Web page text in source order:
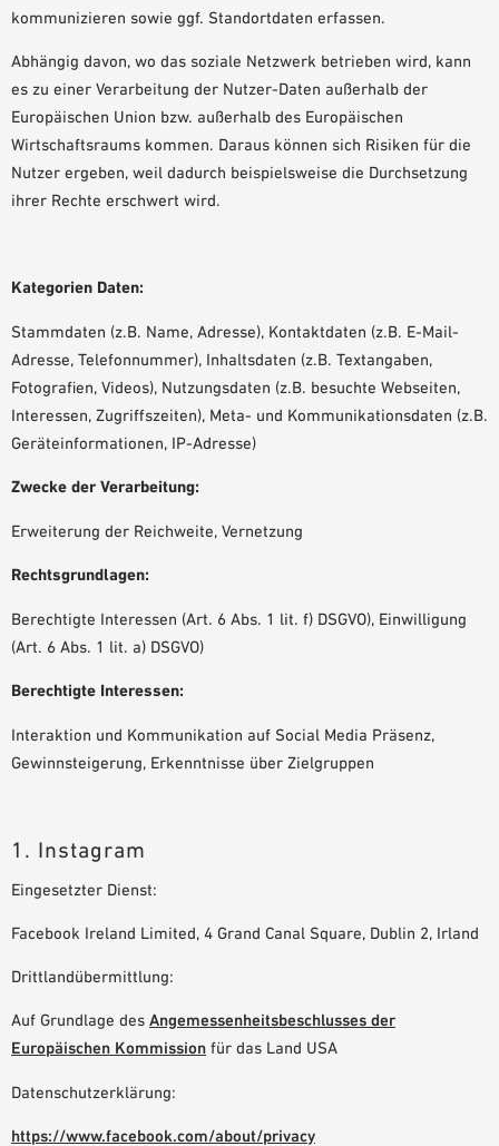
kommunizieren sowie ggf. Standortdaten erfassen.
Abhängig davon, wo das soziale Netzwerk betrieben wird, kann
es zu einer Verarbeitung der Nutzer-Daten außerhalb der
Europäischen Union bzw. außerhalb des Europäischen
Wirtschaftsraums kommen. Daraus können sich Risiken für die
Nutzer ergeben, weil dadurch beispielsweise die Durchsetzung
ihrer Rechte erschwert wird.
Kategorien Daten:
Stammdaten (z.B. Name, Adresse), Kontaktdaten (z.B. E-Mail-
Adresse, Telefonnummer), Inhaltsdaten (z.B. Textangaben,
Fotografien, Videos), Nutzungsdaten (z.B. besuchte Webseiten,
Interessen, Zugriffszeiten), Meta- und Kommunikationsdaten (z.B.
Geräteinformationen, IP-Adresse)
Zwecke der Verarbeitung:
Erweiterung der Reichweite, Vernetzung
Rechtsgrundlagen:
Berechtigte Interessen (Art. 6 Abs. 1 lit. f) DSGVO), Einwilligung
(Art. 6 Abs. 1 lit. a) DSGVO)
Berechtigte Interessen:
Interaktion und Kommunikation auf Social Media Präsenz,
Gewinnsteigerung, Erkenntnisse über Zielgruppen
1. Instagram
Eingesetzter Dienst:
Facebook Ireland Limited, 4 Grand Canal Square, Dublin 2, Irland
Drittlandübermittlung:
Auf Grundlage des Angemessenheitsbeschlusses der
Europäischen Kommission für das Land USA
Datenschutzerklärung:
https://www.facebook.com/about/privacy